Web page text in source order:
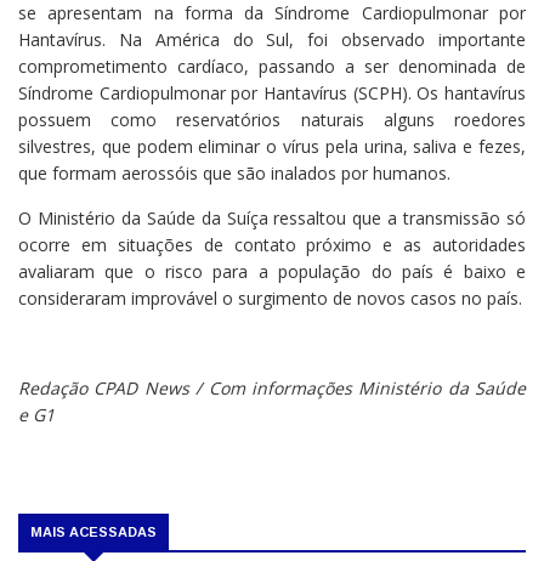
se apresentam na forma da Síndrome Cardiopulmonar por
Hantavírus. Na América do Sul, foi observado importante
comprometimento cardíaco, passando a ser denominada de
Síndrome Cardiopulmonar por Hantavírus (SCPH). Os hantavírus
possuem como reservatórios naturais alguns roedores
silvestres, que podem eliminar o vírus pela urina, saliva e fezes,
que formam aerossóis que são inalados por humanos.
O Ministério da Saúde da Suíça ressaltou que a transmissão só
ocorre em situações de contato próximo e as autoridades
avaliaram que o risco para a população do país é baixo e
consideraram improvável o surgimento de novos casos no país.
Redação CPAD News / Com informações Ministério da Saúde
e G1
MAIS ACESSADAS